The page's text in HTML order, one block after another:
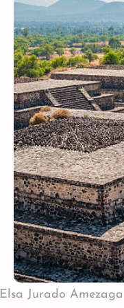
Elsa Jurado Amezaga